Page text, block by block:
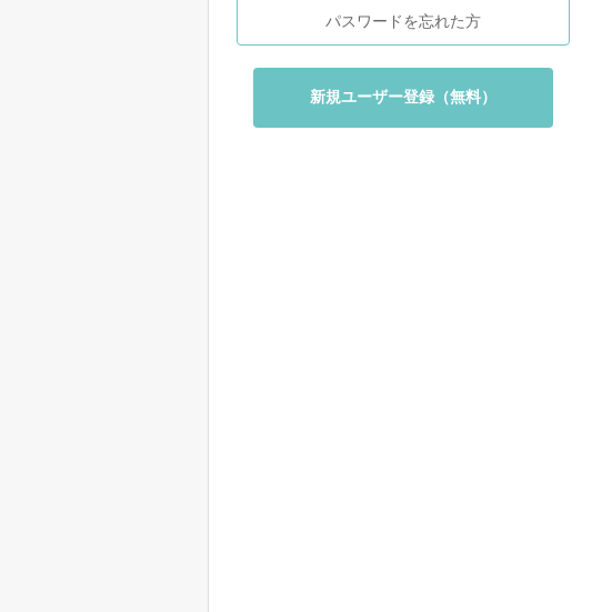
パスワードを忘れた方
新規ユーザー登録（無料）